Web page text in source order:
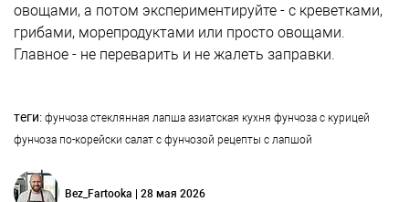
овощами, а потом экспериментируйте - с креветками,
грибами, морепродуктами или просто овощами.
Главное - не переварить и не жалеть заправки.
теги: фунчоза стеклянная лапша азиатская кухня фунчоза с курицей
фунчоза по-корейски салат с фунчозой рецепты с лапшой
Bez_Fartooka | 28 мая 2026